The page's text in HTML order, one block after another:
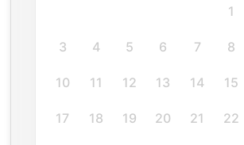
1
3 4 5 6 7 8
10 11 12 13 14 15
17 18 19 20 21 22